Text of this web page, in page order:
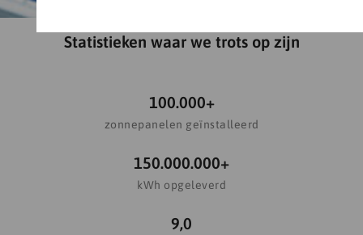
Statistieken waar we trots op zijn
zonnepanelen geïnstalleerd
100.000+
kWh opgeleverd
150.000.000+
9,0